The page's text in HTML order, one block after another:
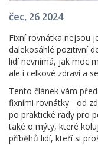
čec, 26 2024
Fixní rovnátka nejsou
dalekosáhlé pozitivní
lidí nevnímá, jak moc
ale i celkové zdraví a
Tento článek vám
fixními rovnátky - od
po praktické rady pro
také o mýty, které
příběhů lidí, kteří si